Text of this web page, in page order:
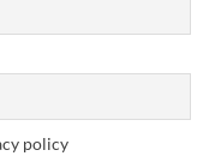
policy